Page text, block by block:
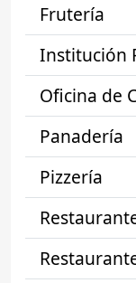
Frutería
Institución
Oficina de
Panadería
Pizzería